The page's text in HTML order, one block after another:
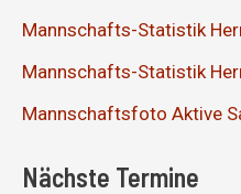
Mannschafts-Statistik
Mannschafts-Statistik
Mannschaftsfoto Aktive
Nächste Termine